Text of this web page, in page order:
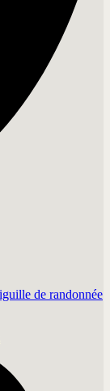
de randonnée